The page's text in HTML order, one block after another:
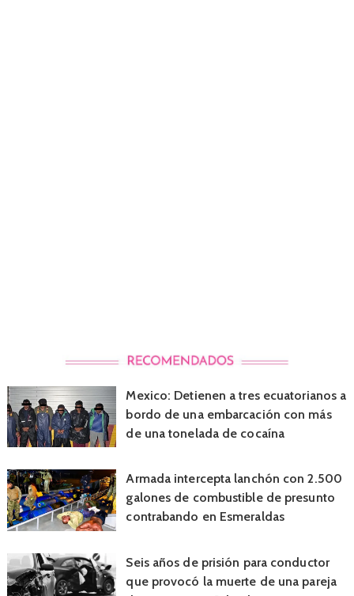
Mexico: Detienen a tres ecuatorianos a
bordo de una embarcación con más
de una tonelada de cocaína
Armada intercepta lanchón con 2.500
galones de combustible de presunto
contrabando en Esmeraldas
Seis años de prisión para conductor
que provocó la muerte de una pareja